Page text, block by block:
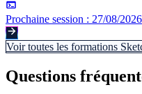
Prochaine session : 27/08/2026
Voir toutes les formations
Questions